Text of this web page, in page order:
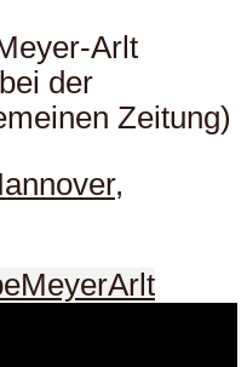
Arlt
der
Zeitung)
,
MeyerArlt